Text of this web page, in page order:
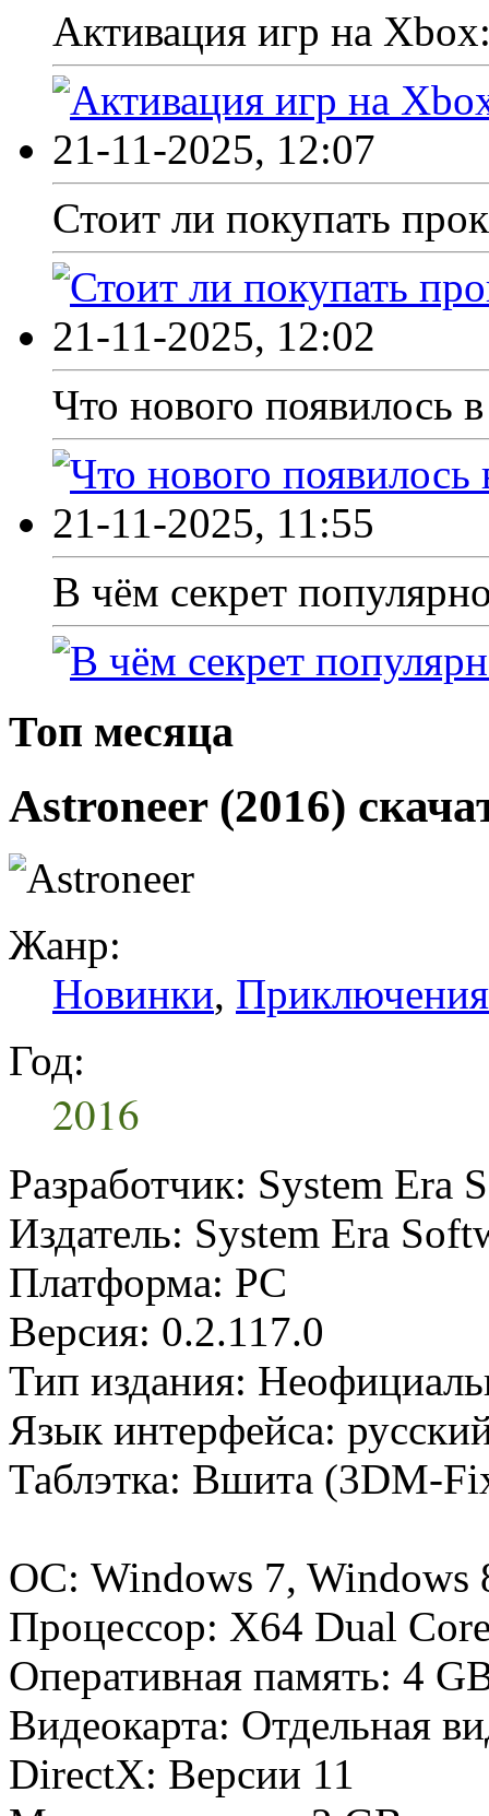
Активация игр на
21-11-2025, 12:07
Стоит ли покупать
21-11-2025, 12:02
Что нового появилось
21-11-2025, 11:55
В чём секрет
Топ месяца
Astroneer (2016)
Жанр:
Новинки, Приключения
Год:
2016
Разработчик: System Era
Издатель: System Era
Платформа: PC
Версия: 0.2.117.0
Тип издания:
Язык интерфейса:
Таблэтка: Вшита (3DM-
ОС: Windows 7, Windows
Процессор: X64 Dual
Оперативная память: 4
Видеокарта: Отдельная
DirectX: Версии 11